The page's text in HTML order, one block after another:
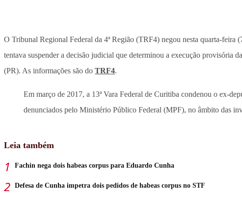
O Tribunal Regional Federal da 4ª Região (TRF4) negou nesta quarta-
tentava suspender a decisão judicial que determinou a execução provisória
(PR). As informações são do TRF4.
Em março de 2017, a 13ª Vara Federal de Curitiba condenou o ex-
denunciados pelo Ministério Público Federal (MPF), no âmbito das
Leia também
Fachin nega dois habeas corpus para Eduardo Cunha
Defesa de Cunha impetra dois pedidos de habeas corpus no STF